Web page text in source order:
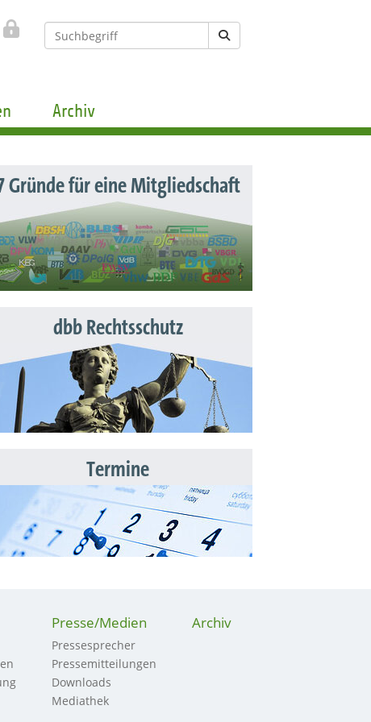
Archiv
Gründe für eine Mitgliedschaft
dbb Rechtsschutz
Termine
Presse/Medien
Pressesprecher
Pressemitteilungen
Downloads
Mediathek
Archiv